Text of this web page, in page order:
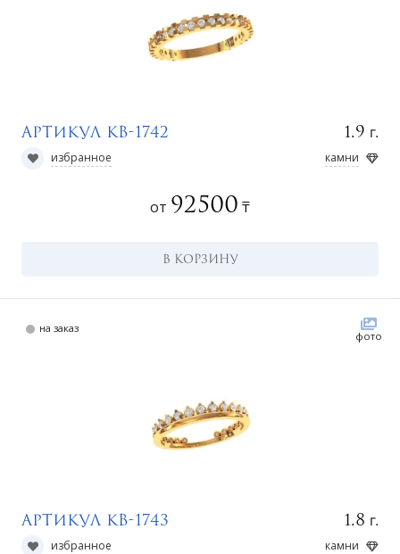
Артикул КВ-1742 1.9 г.
избранное камни
от 92500 ₸
В КОРЗИНУ
на заказ
фото
Артикул КВ-1743 1.8 г.
избранное камни